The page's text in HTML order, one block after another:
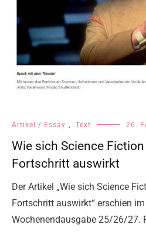
Artikel / Essay , Text 26.
Wie sich Science
Fortschritt auswirkt
Der Artikel „Wie sich Science
Fortschritt auswirkt“ erschien
Wochenendausgabe 25/26/27.